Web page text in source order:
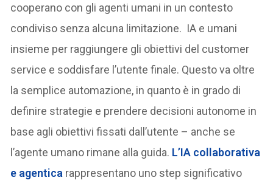
cooperano con gli agenti umani in un contesto
condiviso senza alcuna limitazione. IA e umani
insieme per raggiungere gli obiettivi del customer
service e soddisfare l’utente finale. Questo va oltre
la semplice automazione, in quanto è in grado di
definire strategie e prendere decisioni autonome in
base agli obiettivi fissati dall’utente – anche se
l’agente umano rimane alla guida. L’IA collaborativa
e agentica rappresentano uno step significativo